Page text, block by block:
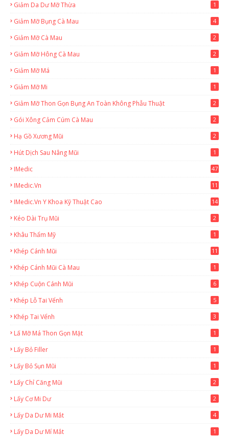
Giảm Da Dư Mỡ Thừa 1
Giảm Mỡ Bụng Cà Mau 4
Giảm Mỡ Cà Mau 2
Giảm Mỡ Hông Cà Mau 2
Giảm Mỡ Má 1
Giảm Mỡ Mi 1
Giảm Mỡ Thon Gọn Bụng An Toàn Không Phẫu Thuật 2
Gói Xông Cảm Cúm Cà Mau 2
Hạ Gồ Xương Mũi 2
Hút Dịch Sau Nâng Mũi 1
IMedic 47
IMedic.vn
11
IMedic.vn Y Khoa Kỹ Thuật Cao 14
Kéo Dài Trụ Mũi 2
Khâu Thẩm Mỹ 1
Khép Cánh Mũi 11
Khép Cánh Mũi Cà Mau 1
Khép Cuộn Cánh Mũi 6
Khép Lỗ Tai Vểnh 5
Khép Tai Vểnh 3
Lấ Mỡ Má Thon Gọn Mặt 1
Lấy Bỏ Filler 1
Lấy Bỏ Sụn Mũi 1
Lấy Chỉ Căng Mũi 2
Lấy Cơ Mi Dư 2
Lấy Da Dư Mi Mắt 4
Lấy Da Dư Mí Mắt 1